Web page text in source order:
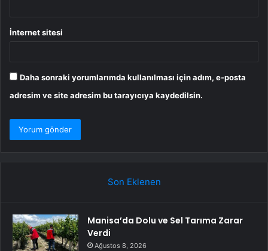
İnternet sitesi
Daha sonraki yorumlarımda kullanılması için adım, e-posta
adresim ve site adresim bu tarayıcıya kaydedilsin.
Son Eklenen
Manisa’da Dolu ve Sel Tarıma Zarar
Verdi
Ağustos 8, 2026